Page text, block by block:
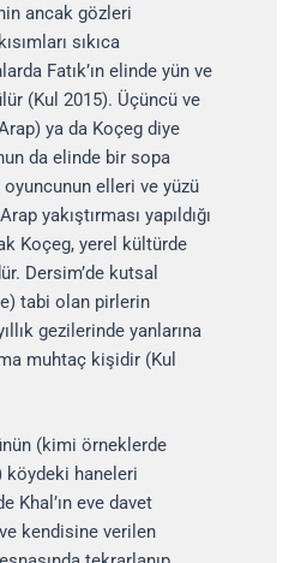
ancak gözleri
sıkıca
Fatık’ın elinde yün ve
(Kul 2015). Üçüncü ve
ya da Koçeg diye
da elinde bir sopa
oyuncunun elleri ve yüzü
yakıştırması yapıldığı
Koçeg, yerel kültürde
Dersim’de kutsal
tabi olan pirlerin
gezilerinde yanlarına
muhtaç kişidir (Kul
(kimi örneklerde
köydeki haneleri
Khal’ın eve davet
kendisine verilen